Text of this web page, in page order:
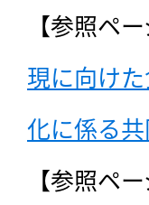
【参照ペー
現に向け
化に係る
【参照ペー